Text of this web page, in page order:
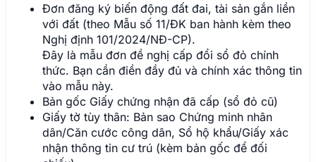
Đơn đăng ký biến động đất đai, tài sản gắn liền
với đất (theo Mẫu số 11/ĐK ban hành kèm theo
Nghị định 101/2024/NĐ-CP).
Đây là mẫu đơn đề nghị cấp đổi sổ đỏ chính
thức. Bạn cần điền đầy đủ và chính xác thông tin
vào mẫu này.
Bản gốc Giấy chứng nhận đã cấp (sổ đỏ cũ)
Giấy tờ tùy thân: Bản sao Chứng minh nhân
dân/Căn cước công dân, Sổ hộ khẩu/Giấy xác
nhận thông tin cư trú (kèm bản gốc để đối